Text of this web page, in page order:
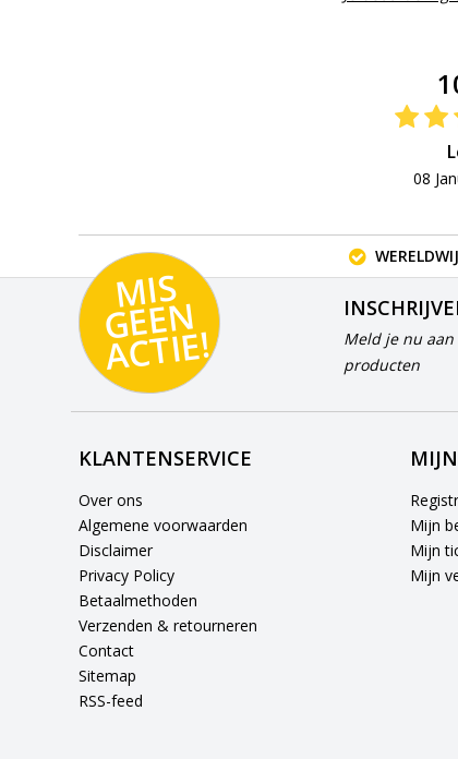
08
MI
S
G
E
E
N
A
C
TI
E!
Meld je nu
producten
KLANTENSERVICE
Over ons
Algemene voorwaarden
Disclaimer
Privacy Policy
Betaalmethoden
Verzenden & retourneren
Contact
Sitemap
RSS-feed
Mijn
Mijn
Mijn